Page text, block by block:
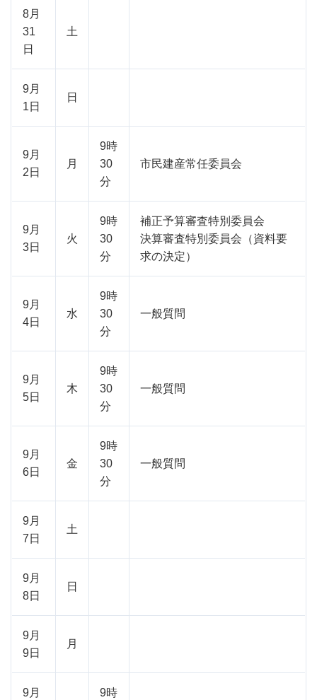
8月
31
日
土
9月
1日
日
9月
2日
月
9時
30
分
市民建産常任委員会
9月
3日
火
9時
30
分
補正予算審査特別委員会
決算審査特別委員会（資料要
求の決定）
9月
4日
水
9時
30
分
一般質問
9月
5日
木
9時
30
分
一般質問
9月
6日
金
9時
30
分
一般質問
9月
7日
土
9月
8日
日
9月
9日
月
9月
9時